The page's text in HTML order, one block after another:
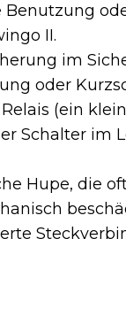
II.
im
oder
(ein
Schalter im
Hupe, die